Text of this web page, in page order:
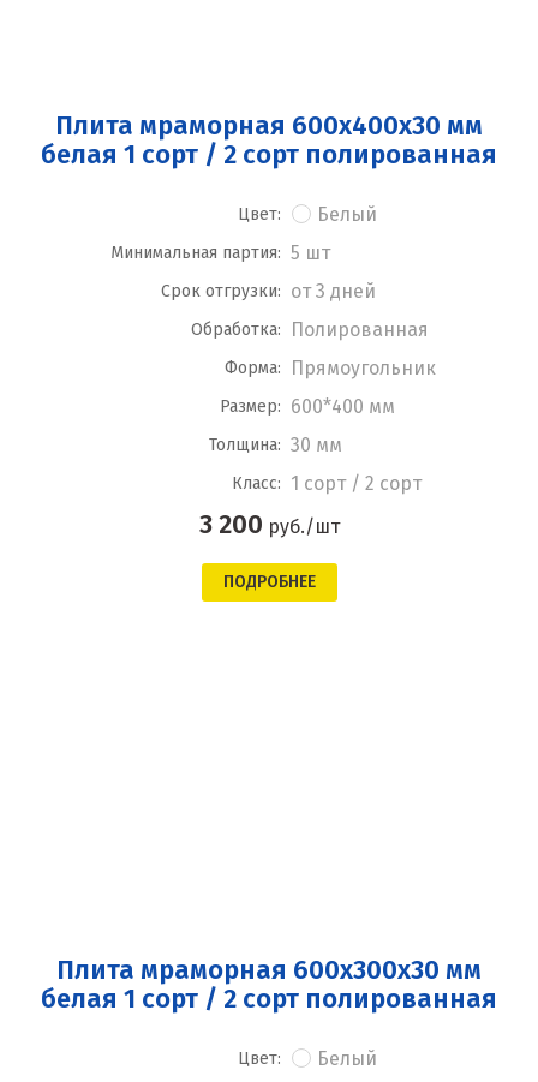
Плита мраморная 600x400x30 мм
белая 1 сорт / 2 сорт полированная
Цвет: Белый
Минимальная партия: 5 шт
Срок отгрузки: от 3 дней
Обработка: Полированная
Форма: Прямоугольник
Размер: 600*400 мм
Толщина: 30 мм
Класс: 1 сорт / 2 сорт
3 200 руб./шт
ПОДРОБНЕЕ
Плита мраморная 600x300x30 мм
белая 1 сорт / 2 сорт полированная
Цвет: Белый